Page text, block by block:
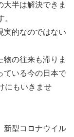
大半は解決できま
実的なのではない
物の往来も滞りま
ている今の日本で
にもいきませ
新型コロナウイル